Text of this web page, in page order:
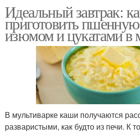
Идеальный завтрак:
приготовить
изюмом и цукатами в
В мультиварке каши получаются
разваристыми, как будто из печи. К